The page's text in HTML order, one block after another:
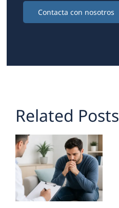
Contacta con nosotros
Related Posts